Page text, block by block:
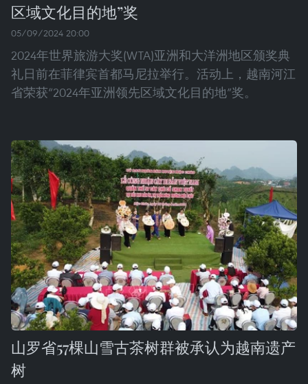
区域文化目的地”奖
05/09/2024 20:00
2024年世界旅游大奖(WTA)亚洲和大洋洲地区颁奖典
礼日前在菲律宾首都马尼拉举行。活动上，越南河江
省荣获“2024年亚洲领先区域文化目的地”奖。
山罗省57棵山雪古茶树群被承认为越南遗产
树